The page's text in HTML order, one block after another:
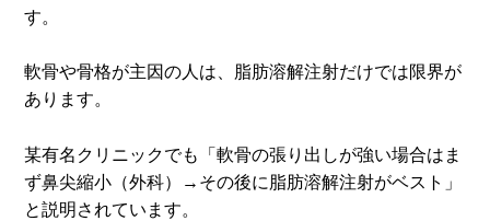
す。
軟骨や骨格が主因の人は、脂肪溶解注射だけでは限界が
あります。
某有名クリニックでも「軟骨の張り出しが強い場合はま
ず鼻尖縮小（外科）→その後に脂肪溶解注射がベスト」
と説明されています。